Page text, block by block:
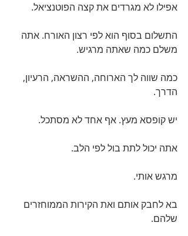
אפילו לא מגרדים את קצה הפוטנציאל.
התשלום בסוף הוא לפי רצון האורח. אתה
משלם כמה שאתה מרגיש.
כמה שווה לך הארוחה, ההשראה, הרעיון,
הדרך.
יש קופסא מעץ. אף אחד לא מסתכל.
אתה יכול לתת בול לפי הלב.
מרגש אותי.
בא לחבק אותם ואת הקירות הממוחזרים
שלהם.